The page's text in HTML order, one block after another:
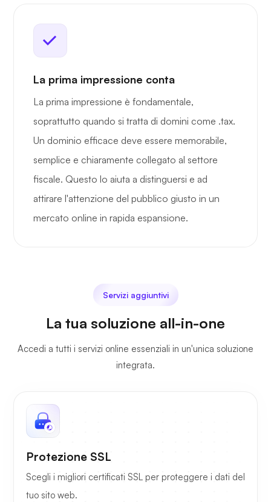
La prima impressione conta
La prima impressione è fondamentale,
soprattutto quando si tratta di domini come .tax.
Un dominio efficace deve essere memorabile,
semplice e chiaramente collegato al settore
fiscale. Questo lo aiuta a distinguersi e ad
attirare l'attenzione del pubblico giusto in un
mercato online in rapida espansione.
Servizi aggiuntivi
La tua soluzione all-in-one
Accedi a tutti i servizi online essenziali in un'unica soluzione
integrata.
Protezione SSL
Scegli i migliori certificati SSL per proteggere i dati del
tuo sito web.